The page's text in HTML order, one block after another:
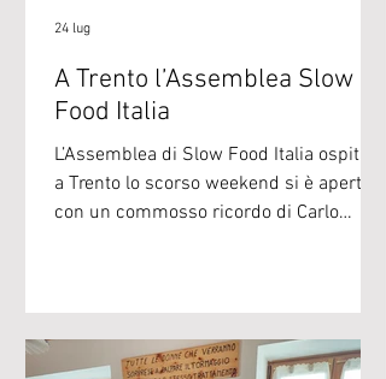
A Trento l’Assemblea Slow
Food Italia
L’Assemblea di Slow Food Italia ospitata
a Trento lo scorso weekend si è aperta
con un commosso ricordo di Carlo
di Sociologia e vicepresidente di Slow
24 lug